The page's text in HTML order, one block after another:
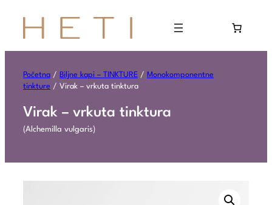
Početna / Biljne kapi – TINKTURE /
Monokomponentne
tinkture / Virak – vrkuta tinktura
Virak – vrkuta tinktura
(Alchemilla vulgaris)